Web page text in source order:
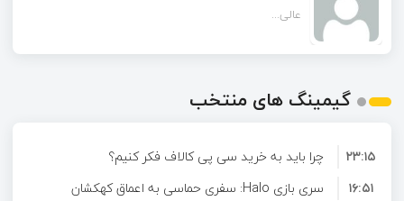
عالی...
گیمینگ های منتخب
چرا باید به خرید سی پی کالاف فکر کنیم؟
۲۳:۱۵
سری بازی Halo: سفری حماسی به اعماق کهکشان
۱۶:۵۱